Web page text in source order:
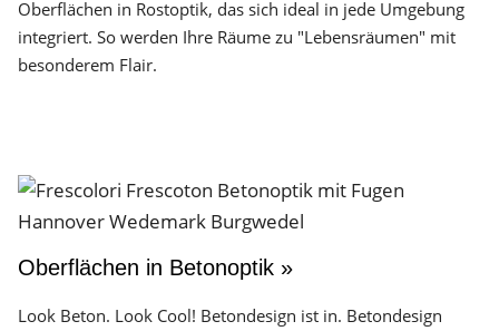
Oberflächen in Rostoptik, das sich ideal in jede Umgebung
integriert. So werden Ihre Räume zu "Lebensräumen" mit
besonderem Flair.
Oberflächen in Betonoptik »
Look Beton. Look Cool! Betondesign ist in. Betondesign